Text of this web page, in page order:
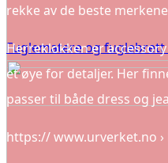
Fuglematere og
rekke av de beste
Herreklokken er
et øye for detaljer. Her
passer til både dress og
https:// www.urverket.no